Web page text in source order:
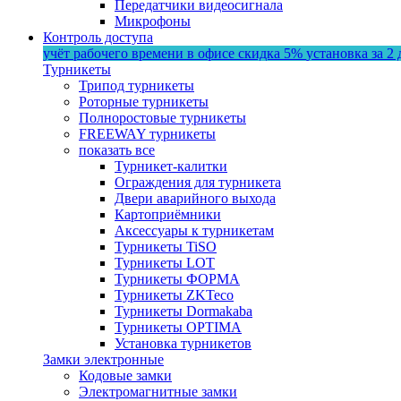
Передатчики видеосигнала
Микрофоны
Контроль доступа
учёт рабочего времени в офисе скидка 5% установка за 2
Турникеты
Трипод турникеты
Роторные турникеты
Полноростовые турникеты
FREEWAY турникеты
показать все
Турникет-калитки
Ограждения для турникета
Двери аварийного выхода
Картоприёмники
Аксессуары к турникетам
Турникеты TiSO
Турникеты LOT
Турникеты ФОРМА
Турникеты ZKTeco
Турникеты Dormakaba
Турникеты OPTIMA
Установка турникетов
Замки электронные
Кодовые замки
Электромагнитные замки